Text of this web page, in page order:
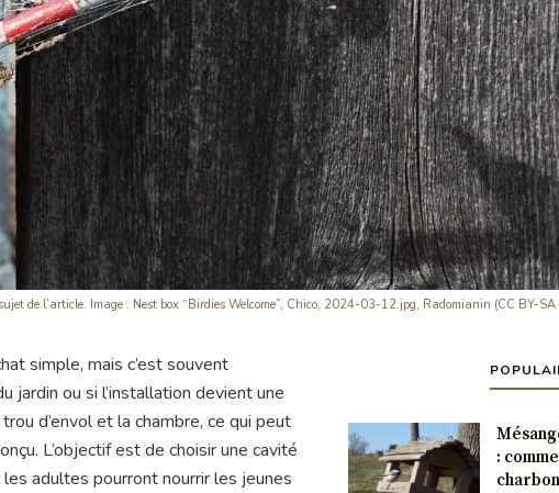
de l’article. Image : Nest box “Birdies Welcome”, Chico, 2024-03-12.jpg, Radomianin (CC BY-
simple, mais c’est souvent
jardin ou si l’installation devient une
d’envol et la chambre, ce qui peut
L’objectif est de choisir une cavité
adultes pourront nourrir les jeunes
: